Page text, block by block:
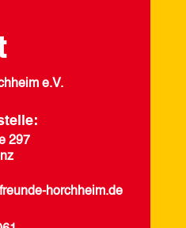
e.V.
297
horchheim.de